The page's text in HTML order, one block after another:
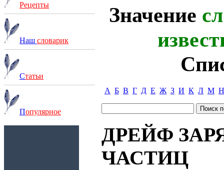
Рецепты
Наш словарик
Статьи
Популярное
Значение
А Б В Г Д Е Ж З И К Л М Н
ДРЕЙФ
ЧАСТИЦ